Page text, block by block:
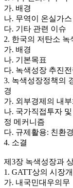
가. 배경
나. 무역이 온실가
다. 기타 관련 이슈
2. 한국의 저탄소
가. 배경
나. 기본목표
다. 녹색성장 추진
3. 녹색성장정책의
경
가. 외부경제의 내
나. 국가직접투자
정 메커니즘
다. 규제활용: 친환
4. 소결
제3장 녹색성장과
1. GATT상의 시장
가. 내국민대우의무